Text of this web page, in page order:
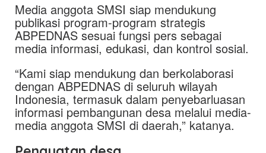
Media anggota SMSI siap mendukung
publikasi program-program strategis
ABPEDNAS sesuai fungsi pers sebagai
media informasi, edukasi, dan kontrol sosial.
“Kami siap mendukung dan berkolaborasi
dengan ABPEDNAS di seluruh wilayah
Indonesia, termasuk dalam penyebarluasan
informasi pembangunan desa melalui media-
media anggota SMSI di daerah,” katanya.